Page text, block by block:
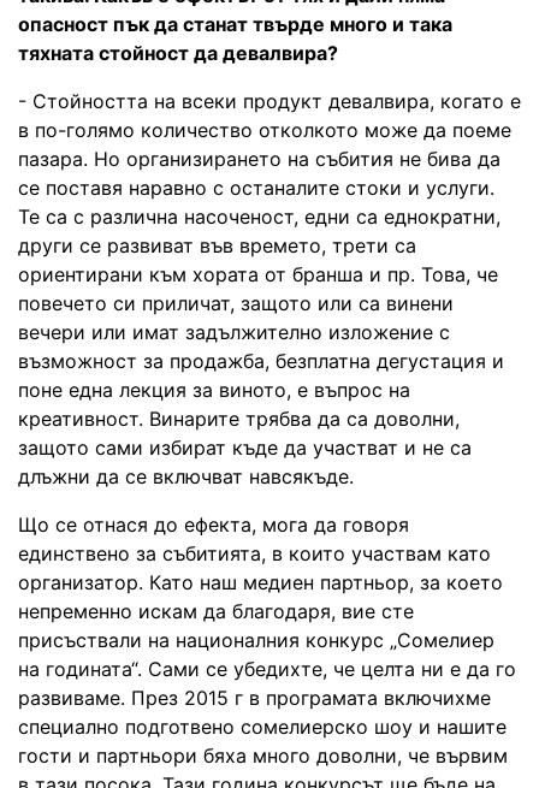
опасност пък да станат твърде много и така
тяхната стойност да девалвира?
- Стойността на всеки продукт девалвира, когато е
в по-голямо количество отколкото може да поеме
пазара. Но организирането на събития не бива да
се поставя наравно с останалите стоки и услуги.
Те са с различна насоченост, едни са еднократни,
други се развиват във времето, трети са
ориентирани към хората от бранша и пр. Това, че
повечето си приличат, защото или са винени
вечери или имат задължително изложение с
възможност за продажба, безплатна дегустация и
поне една лекция за виното, е въпрос на
креативност. Винарите трябва да са доволни,
защото сами избират къде да участват и не са
длъжни да се включват навсякъде.
Що се отнася до ефекта, мога да говоря
единствено за събитията, в които участвам като
организатор. Като наш медиен партньор, за което
непременно искам да благодаря, вие сте
присъствали на националния конкурс „Сомелиер
на годината“. Сами се убедихте, че целта ни е да го
развиваме. През 2015 г в програмата включихме
специално подготвено сомелиерско шоу и нашите
гости и партньори бяха много доволни, че вървим